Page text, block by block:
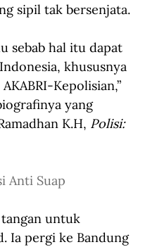
sipil tak bersenjata.
sebab hal itu dapat
khususnya
Kepolisian,”
yang
K.H, Polisi:
Anti Suap
untuk
Ia pergi ke Bandung